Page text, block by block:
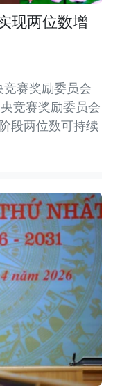
现两位数增
竞赛奖励委员会
竞赛奖励委员会
段两位数可持续